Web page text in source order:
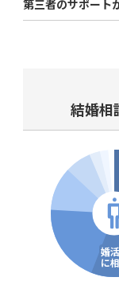
第三者のサポート
あったから
結婚相談所で結婚
結婚相
婚
に